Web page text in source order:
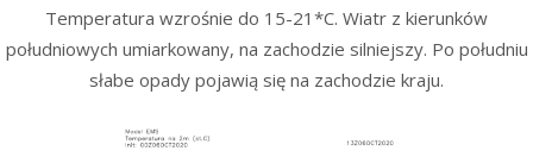
Temperatura wzrośnie do 15-21*C. Wiatr z kierunków
południowych umiarkowany, na zachodzie silniejszy. Po południu
słabe opady pojawią się na zachodzie kraju.